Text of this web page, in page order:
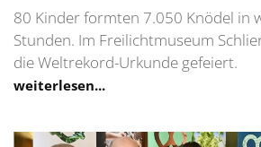
80 Kinder formten 7.050 Knödel in
Stunden. Im Freilichtmuseum
die Weltrekord-Urkunde gefeiert.
weiterlesen...